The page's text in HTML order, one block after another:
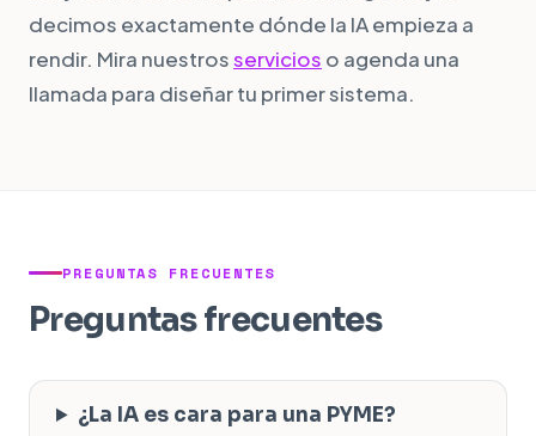
decimos exactamente dónde la IA empieza a
rendir. Mira nuestrosservicios o agenda una
llamada para diseñar tu primer sistema.
PREGUNTAS FRECUENTES
Preguntas frecuentes
¿La IA es cara para una PYME?